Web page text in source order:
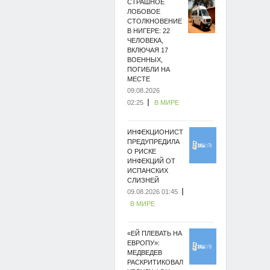
СТРАШНОЕ
ЛОБОВОЕ
СТОЛКНОВЕНИЕ
В НИГЕРЕ: 22
ЧЕЛОВЕКА,
ВКЛЮЧАЯ 17
ВОЕННЫХ,
ПОГИБЛИ НА
МЕСТЕ
09.08.2026
02:25
В МИРЕ
ИНФЕКЦИОНИСТ
ПРЕДУПРЕДИЛА
О РИСКЕ
ИНФЕКЦИЙ ОТ
ИСПАНСКИХ
СЛИЗНЕЙ
09.08.2026 01:45
В МИРЕ
«ЕЙ ПЛЕВАТЬ НА
ЕВРОПУ»:
МЕДВЕДЕВ
РАСКРИТИКОВАЛ